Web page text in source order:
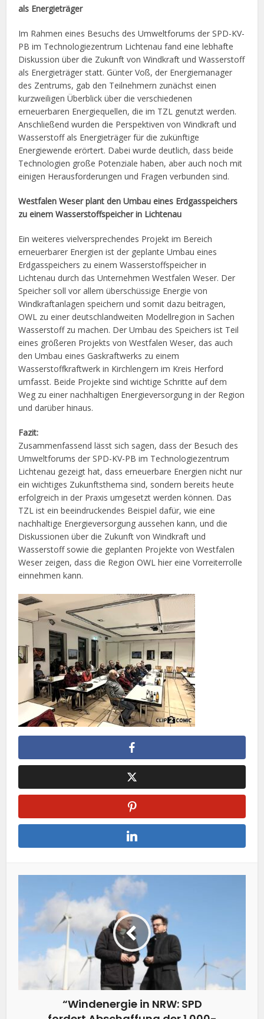
als Energieträger
Im Rahmen eines Besuchs des Umweltforums der SPD-KV-
PB im Technologiezentrum Lichtenau fand eine lebhafte
Diskussion über die Zukunft von Windkraft und Wasserstoff
als Energieträger statt. Günter Voß, der Energiemanager
des Zentrums, gab den Teilnehmern zunächst einen
kurzweiligen Überblick über die verschiedenen
erneuerbaren Energiequellen, die im TZL genutzt werden.
Anschließend wurden die Perspektiven von Windkraft und
Wasserstoff als Energieträger für die zukünftige
Energiewende erörtert. Dabei wurde deutlich, dass beide
Technologien große Potenziale haben, aber auch noch mit
einigen Herausforderungen und Fragen verbunden sind.
Westfalen Weser plant den Umbau eines Erdgasspeichers
zu einem Wasserstoffspeicher in Lichtenau
Ein weiteres vielversprechendes Projekt im Bereich
erneuerbarer Energien ist der geplante Umbau eines
Erdgasspeichers zu einem Wasserstoffspeicher in
Lichtenau durch das Unternehmen Westfalen Weser. Der
Speicher soll vor allem überschüssige Energie von
Windkraftanlagen speichern und somit dazu beitragen,
OWL zu einer deutschlandweiten Modellregion in Sachen
Wasserstoff zu machen. Der Umbau des Speichers ist Teil
eines größeren Projekts von Westfalen Weser, das auch
den Umbau eines Gaskraftwerks zu einem
Wasserstoffkraftwerk in Kirchlengern im Kreis Herford
umfasst. Beide Projekte sind wichtige Schritte auf dem
Weg zu einer nachhaltigen Energieversorgung in der Region
und darüber hinaus.
Fazit:
Zusammenfassend lässt sich sagen, dass der Besuch des
Umweltforums der SPD-KV-PB im Technologiezentrum
Lichtenau gezeigt hat, dass erneuerbare Energien nicht nur
ein wichtiges Zukunftsthema sind, sondern bereits heute
erfolgreich in der Praxis umgesetzt werden können. Das
TZL ist ein beeindruckendes Beispiel dafür, wie eine
nachhaltige Energieversorgung aussehen kann, und die
Diskussionen über die Zukunft von Windkraft und
Wasserstoff sowie die geplanten Projekte von Westfalen
Weser zeigen, dass die Region OWL hier eine Vorreiterrolle
einnehmen kann.
“Windenergie in NRW: SPD